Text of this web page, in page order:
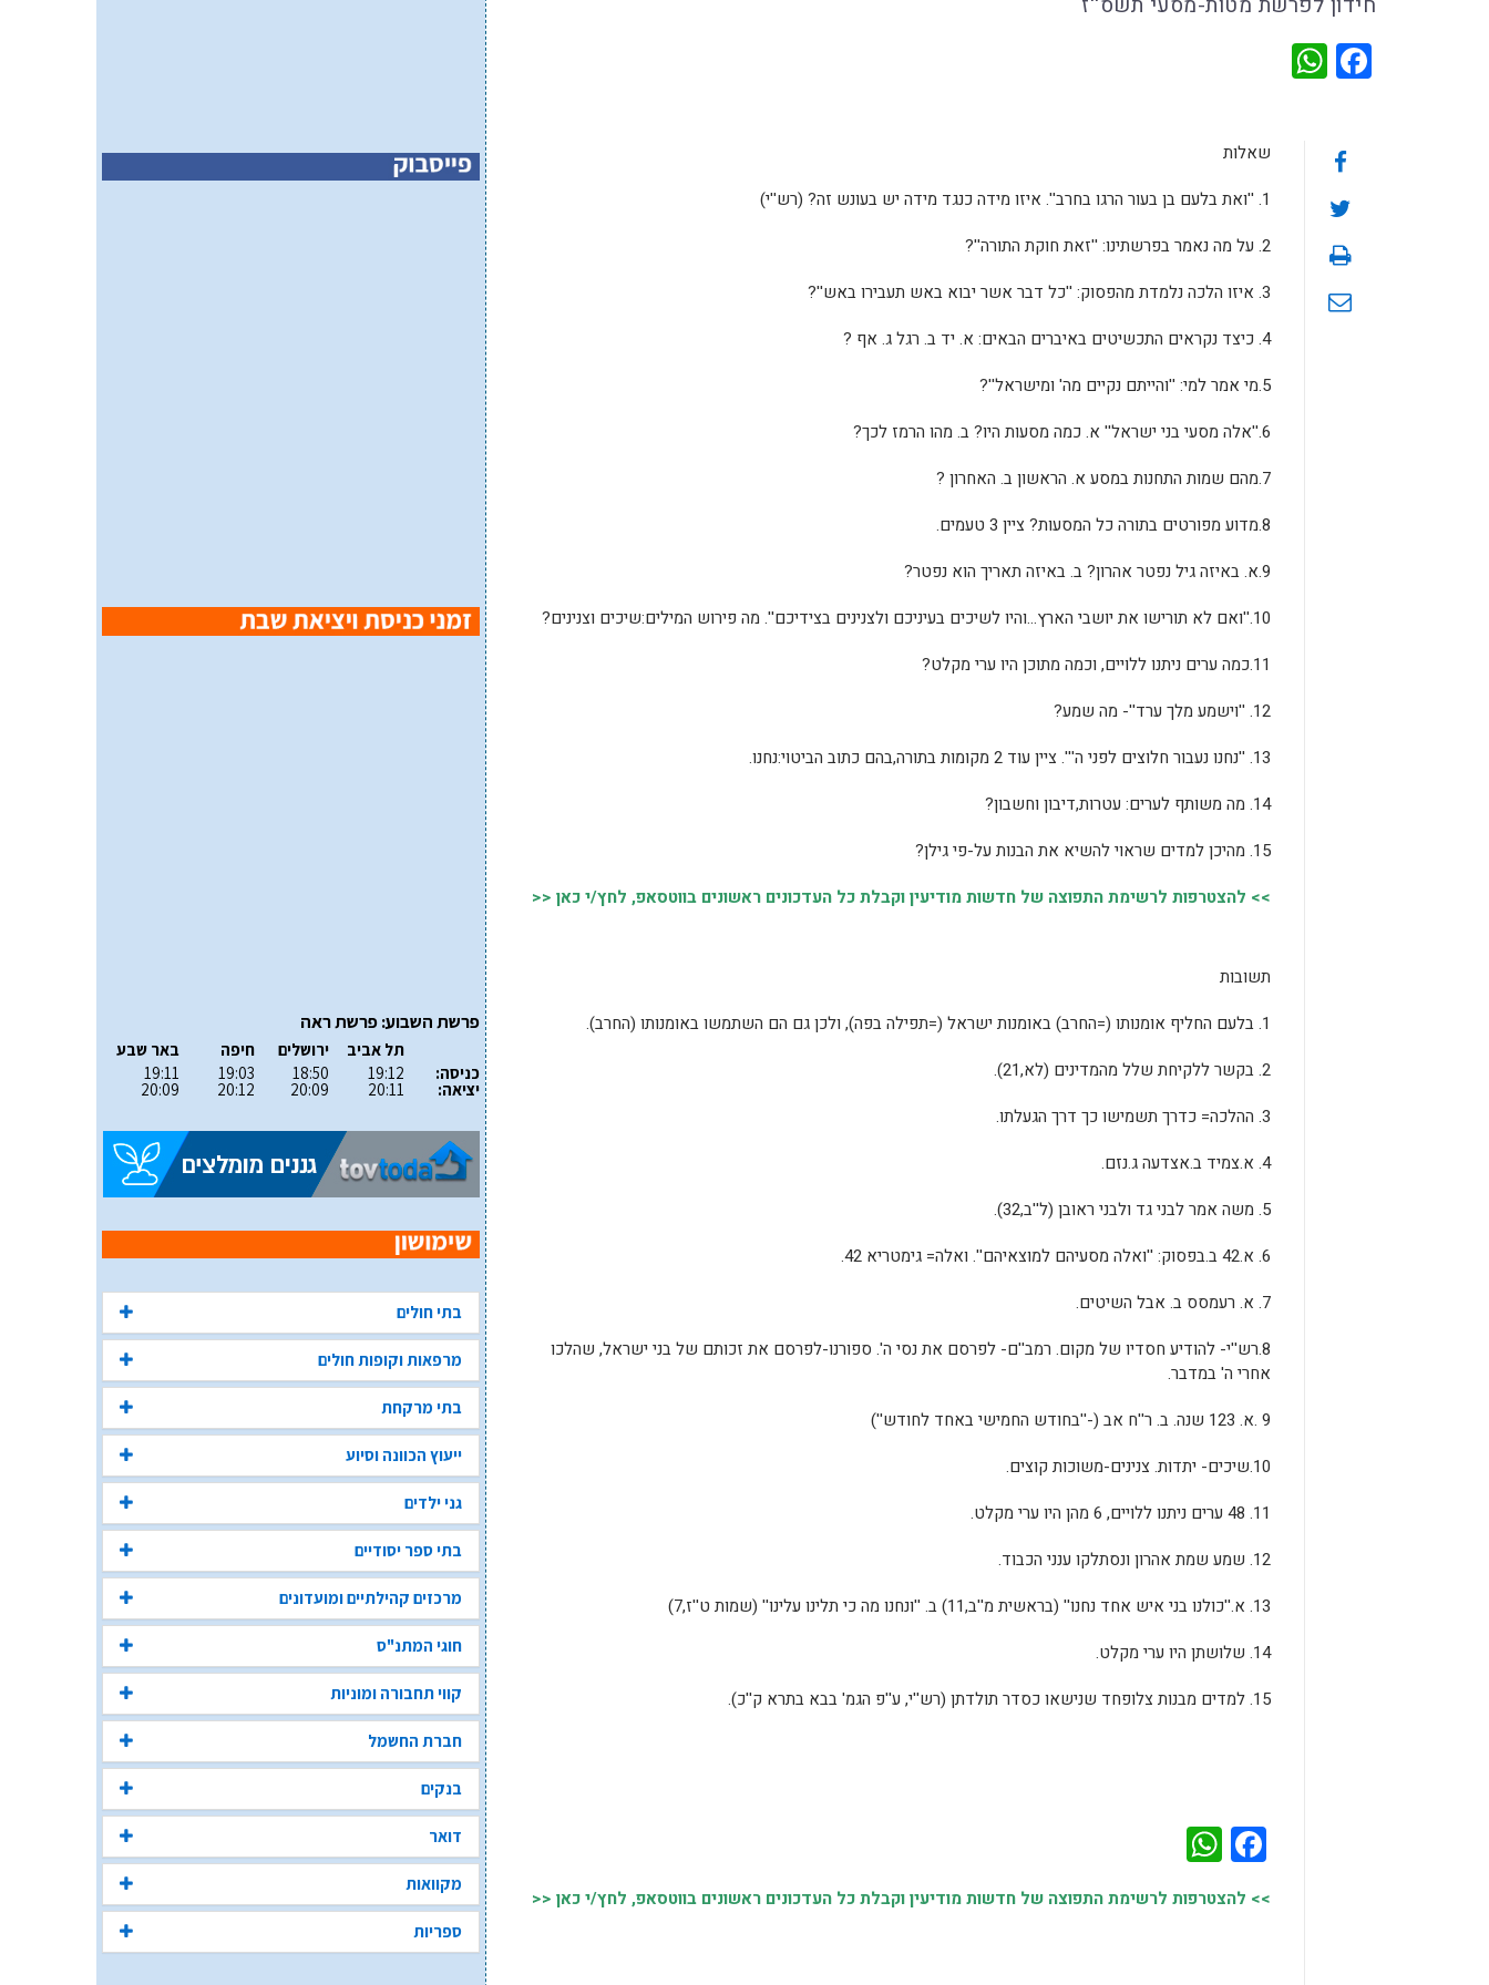
Facebook
שאלות
1. ''ואת בלעם בן בעור הרגו בחרב''. איזו מידה כנגד מידה יש בעונש זה? (רש''י)
2. על מה נאמר בפרשתינו: ''זאת חוקת התורה''?
3. איזו הלכה נלמדת מהפסוק: ''כל דבר אשר יבוא באש תעבירו באש''?
4. כיצד נקראים התכשיטים באיברים הבאים: א. יד ב. רגל ג. אף ?
5.מי אמר למי: ''והייתם נקיים מה' ומישראל''?
6.''אלה מסעי בני ישראל'' א. כמה מסעות היו? ב. מהו הרמז לכך?
7.מהם שמות התחנות במסע א. הראשון ב. האחרון ?
8.מדוע מפורטים בתורה כל המסעות? ציין 3 טעמים.
9.א. באיזה גיל נפטר אהרון? ב. באיזה תאריך הוא נפטר?
10.''ואם לא תורישו את יושבי הארץ…והיו לשיכים בעיניכם ולצנינים בצידיכם''. מה פירוש המילים:שיכים וצנינים?
11.כמה ערים ניתנו ללויים, וכמה מתוכן היו ערי מקלט?
12. ''וישמע מלך ערד''- מה שמע?
13. ''נחנו נעבור חלוצים לפני ה'''. ציין עוד 2 מקומות בתורה,בהם כתוב הביטוי:נחנו.
14. מה משותף לערים: עטרות,דיבון וחשבון?
15. מהיכן למדים שראוי להשיא את הבנות על-פי גילן?
>> להצטרפות לרשימת התפוצה של חדשות מודיעין וקבלת כל העדכונים ראשונים בווטסאפ, לחץ/י כאן <<
תשובות
1. בלעם החליף אומנותו (=החרב) באומנות ישראל (=תפילה בפה), ולכן גם הם השתמשו באומנותו (החרב).
2. בקשר ללקיחת שלל מהמדינים (לא,21).
3. ההלכה= כדרך תשמישו כך דרך הגעלתו.
4. א.צמיד ב.אצדעה ג.נזם.
5. משה אמר לבני גד ולבני ראובן (ל''ב,32).
6. א.42 ב.בפסוק: ''ואלה מסעיהם למוצאיהם''. ואלה= גימטריא 42.
7. א. רעמסס ב. אבל השיטים.
8.רש''י- להודיע חסדיו של מקום. רמב''ם- לפרסם את נסי ה'. ספורנו-לפרסם את זכותם של בני ישראל, שהלכו
אחרי ה' במדבר.
9 .א. 123 שנה. ב. ר''ח אב (-''בחודש החמישי באחד לחודש'')
10.שיכים- יתדות. צנינים-משוכות קוצים.
11. 48 ערים ניתנו ללויים, 6 מהן היו ערי מקלט.
12. שמע שמת אהרון ונסתלקו ענני הכבוד.
13. א.''כולנו בני איש אחד נחנו'' (בראשית מ''ב,11) ב. ''ונחנו מה כי תלינו עלינו'' (שמות ט''ז,7)
14. שלושתן היו ערי מקלט.
15. למדים מבנות צלופחד שנישאו כסדר תולדתן (רש''י, ע''פ הגמ' בבא בתרא ק''כ).
Facebook
>> להצטרפות לרשימת התפוצה של חדשות מודיעין וקבלת כל העדכונים ראשונים בווטסאפ, לחץ/י כאן <<
פרשת השבוע: פרשת ראה
כניסה:
יציאה:
תל אביב
19:12
20:11
ירושלים
18:50
20:09
חיפה
19:03
20:12
באר שבע
19:11
20:09
בתי חולים
מרפאות וקופות חולים
בתי מרקחת
ייעוץ הכוונה וסיוע
גני ילדים
בתי ספר יסודיים
מרכזים קהילתיים ומועדונים
חוגי המתנ"ס
קווי תחבורה ומוניות
חברת החשמל
בנקים
דואר
מקוואות
ספריות